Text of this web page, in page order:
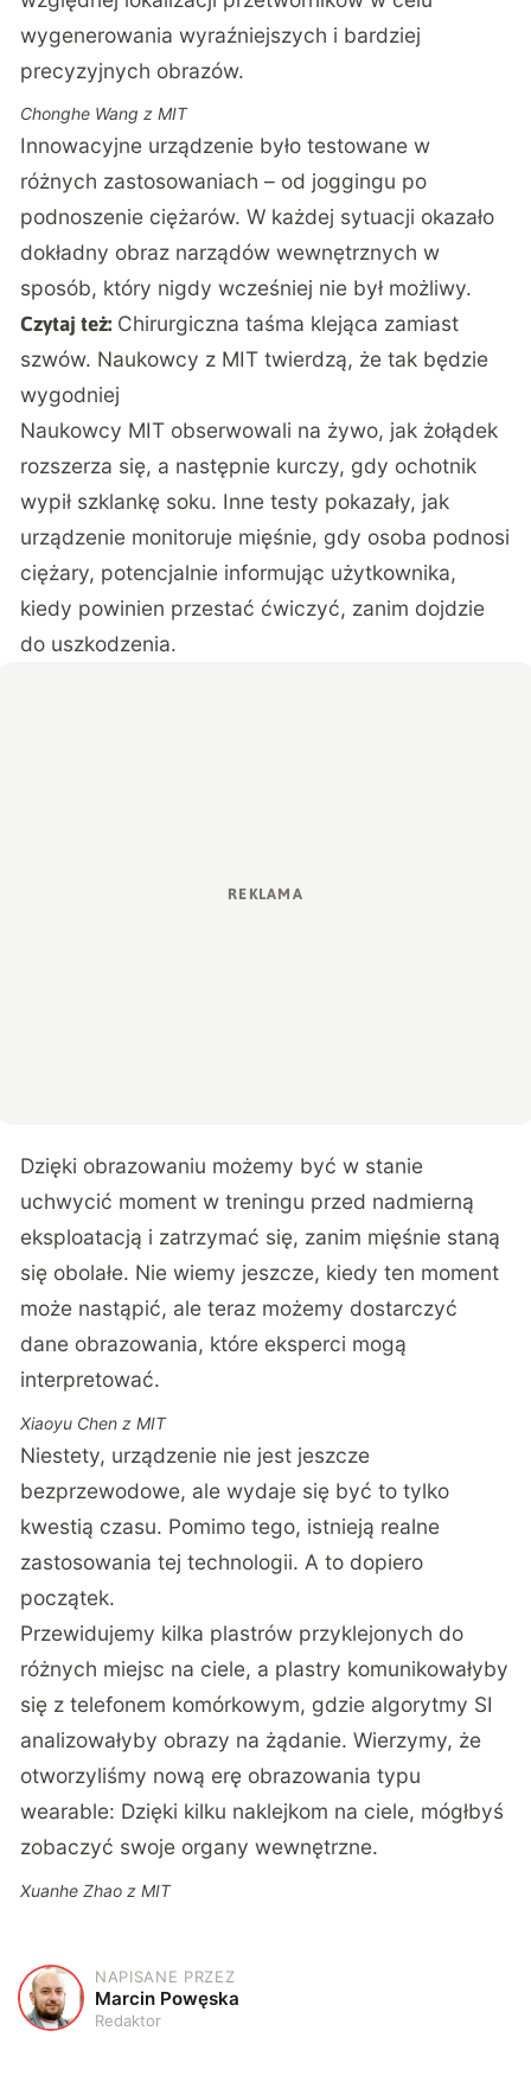
wygenerowania wyraźniejszych i bardziej
precyzyjnych obrazów.
Chonghe Wang z MIT
Innowacyjne urządzenie było testowane w
różnych zastosowaniach – od joggingu po
podnoszenie ciężarów. W każdej sytuacji okazało
dokładny obraz narządów wewnętrznych w
sposób, który nigdy wcześniej nie był możliwy.
Czytaj też: Chirurgiczna taśma klejąca zamiast
szwów. Naukowcy z MIT twierdzą, że tak będzie
wygodniej
Naukowcy MIT obserwowali na żywo, jak żołądek
rozszerza się, a następnie kurczy, gdy ochotnik
wypił szklankę soku. Inne testy pokazały, jak
urządzenie monitoruje mięśnie, gdy osoba podnosi
ciężary, potencjalnie informując użytkownika,
kiedy powinien przestać ćwiczyć, zanim dojdzie
do uszkodzenia.
Dzięki obrazowaniu możemy być w stanie
uchwycić moment w treningu przed nadmierną
eksploatacją i zatrzymać się, zanim mięśnie staną
się obolałe. Nie wiemy jeszcze, kiedy ten moment
może nastąpić, ale teraz możemy dostarczyć
dane obrazowania, które eksperci mogą
interpretować.
Xiaoyu Chen z MIT
Niestety, urządzenie nie jest jeszcze
bezprzewodowe, ale wydaje się być to tylko
kwestią czasu. Pomimo tego, istnieją realne
zastosowania tej technologii. A to dopiero
początek.
Przewidujemy kilka plastrów przyklejonych do
różnych miejsc na ciele, a plastry komunikowałyby
się z telefonem komórkowym, gdzie algorytmy SI
analizowałyby obrazy na żądanie. Wierzymy, że
otworzyliśmy nową erę obrazowania typu
wearable: Dzięki kilku naklejkom na ciele, mógłbyś
zobaczyć swoje organy wewnętrzne.
Xuanhe Zhao z MIT
M
NAPISANE PRZEZ
Marcin Powęska
Redaktor